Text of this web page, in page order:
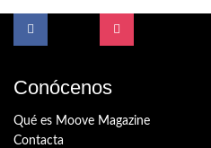
Conócenos
Qué es Moove Magazine
Contacta